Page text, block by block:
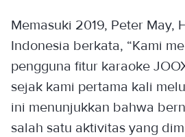
Memasuki 2019, Peter May,
Indonesia berkata, “Kami
pengguna fitur karaoke
sejak kami pertama kali
ini menunjukkan bahwa
salah satu aktivitas yang